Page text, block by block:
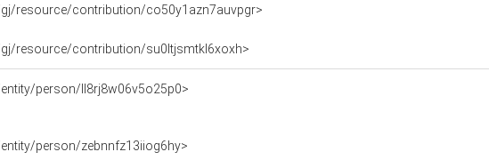
resource/contribution/co50y1azn7auvpgr>
resource/contribution/su0ltjsmtkl6xoxh>
person/ll8rj8w06v5o25p0>
person/zebnnfz13iiog6hy>